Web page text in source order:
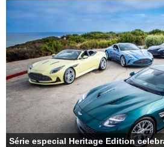
Série especial Heritage Edition